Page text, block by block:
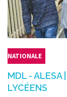
NATIONALE
MDL - ALESA
LYCÉENS